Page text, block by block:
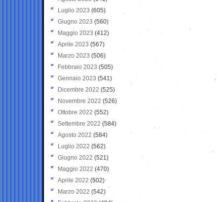
Luglio 2023 (605)
Giugno 2023 (560)
Maggio 2023 (412)
Aprile 2023 (567)
Marzo 2023 (506)
Febbraio 2023 (505)
Gennaio 2023 (541)
Dicembre 2022 (525)
Novembre 2022 (526)
Ottobre 2022 (552)
Settembre 2022 (584)
Agosto 2022 (584)
Luglio 2022 (562)
Giugno 2022 (521)
Maggio 2022 (470)
Aprile 2022 (502)
Marzo 2022 (542)